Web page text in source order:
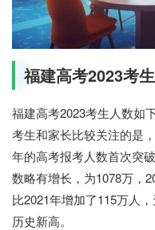
福建高考2023考
福建高考2023考生人数如
考生和家长比较关注的是
年的高考报考人数首次突
数略有增长，为1078万，
比2021年增加了115万人
历史新高。